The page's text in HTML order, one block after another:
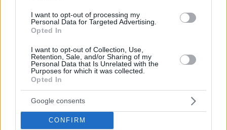
I want to opt-out of processing my
Personal Data for Targeted Advertising.
Opted In
I want to opt-out of Collection, Use,
Retention, Sale, and/or Sharing of my
Personal Data that Is Unrelated with the
Purposes for which it was collected.
Opted In
Google consents
CONFIRM
συλλόγου Ξυλοκάστρου-Ευρωστίνης «Χοράνθη»,
«Chorus Nova», Αθήνα
«Dissensio», Ιστιαία
Μικτή χορωδία Συλλόγου Υπαλλήλων Τραπέζης
Ελλάδος, Αθήνα